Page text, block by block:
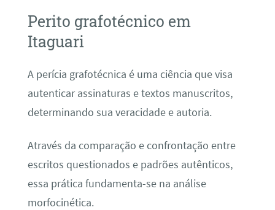
Perito grafotécnico em
Itaguari
A perícia grafotécnica é uma ciência que visa
autenticar assinaturas e textos manuscritos,
determinando sua veracidade e autoria.
Através da comparação e confrontação entre
escritos questionados e padrões autênticos,
essa prática fundamenta-se na análise
morfocinética.